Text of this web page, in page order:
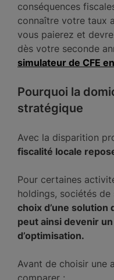
conséquences
connaître votre taux
vous paierez et
dès votre seconde
simulateur de CFE
Pourquoi la
stratégique
Avec la disparition
fiscalité locale
Pour certaines
holdings, sociétés
choix d’une solution
peut ainsi devenir
d’optimisation.
Avant de choisir une
comparer :